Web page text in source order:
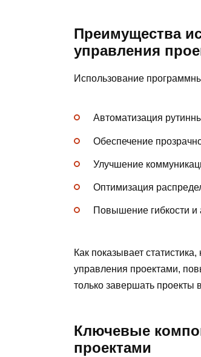
Преимущества
управления
Использование
Автоматизация
Обеспечение
Улучшение
Оптимизация
Повышение гибкости и
Как показывает
управления проектами,
только завершать проекты
Ключевые
проектами